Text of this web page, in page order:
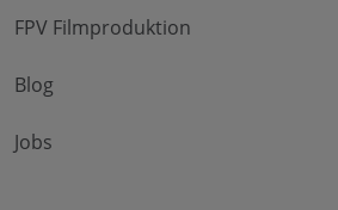
FPV Filmproduktion
Blog
Jobs